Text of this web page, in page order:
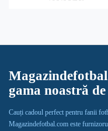
gama noastră
Cauți cadoul perfect pentru fanii
Magazindefotbal.com este